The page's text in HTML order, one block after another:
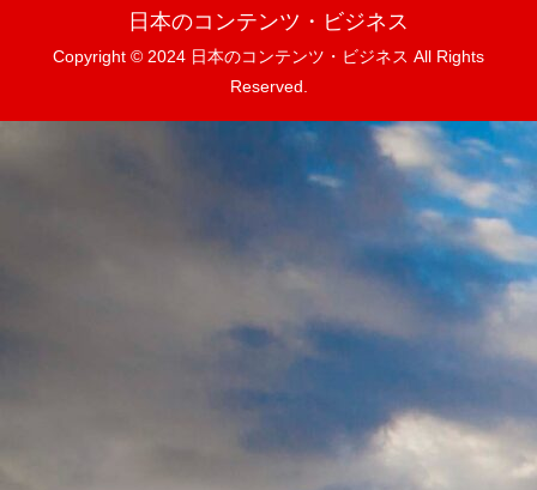
日本のコンテンツ・ビジネス
Copyright © 2024 日本のコンテンツ・ビジネス All Rights
Reserved.